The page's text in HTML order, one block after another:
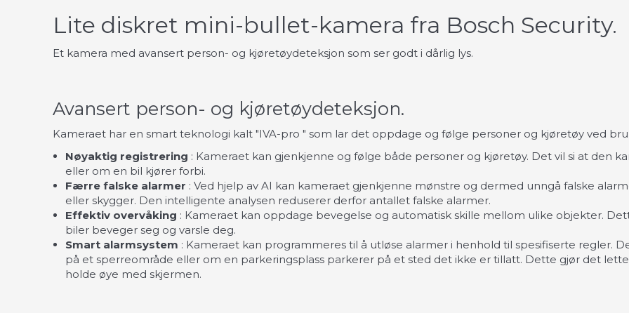
Lite diskret mini-bullet-kamera fra Bosch Security.
Et kamera med avansert person- og kjøretøydeteksjon som ser godt i dårlig lys.
Avansert person- og kjøretøydeteksjon.
Kameraet har en smart teknologi kalt "IVA-pro " som lar det oppdage og følge personer og kjøretøy ved
Nøyaktig registrering : Kameraet kan gjenkjenne og følge både personer og kjøretøy. Det vil si at den
eller om en bil kjører forbi.
Færre falske alarmer : Ved hjelp av AI kan kameraet gjenkjenne mønstre og dermed unngå falske
eller skygger. Den intelligente analysen reduserer derfor antallet falske alarmer.
Effektiv overvåking : Kameraet kan oppdage bevegelse og automatisk skille mellom ulike objekter.
biler beveger seg og varsle deg.
Smart alarmsystem : Kameraet kan programmeres til å utløse alarmer i henhold til spesifiserte regler.
på et sperreområde eller om en parkeringsplass parkerer på et sted det ikke er tillatt. Dette gjør det
holde øye med skjermen.